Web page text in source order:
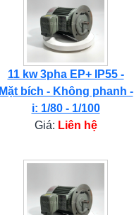
11 kw 3pha EP+ IP55 -
Mặt bích - Không phanh -
i: 1/80 - 1/100
Giá: Liên hệ